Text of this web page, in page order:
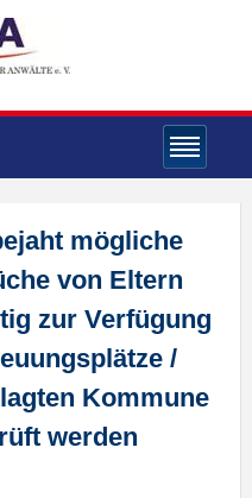
mögliche
von Eltern
zur Verfügung
/
Kommune
werden